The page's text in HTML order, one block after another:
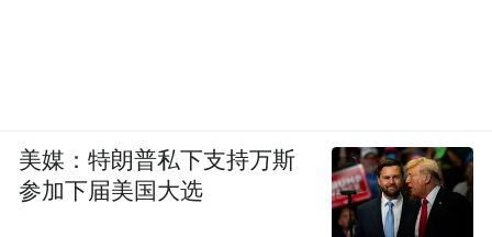
美媒：特朗普私下支持万斯
参加下届美国大选